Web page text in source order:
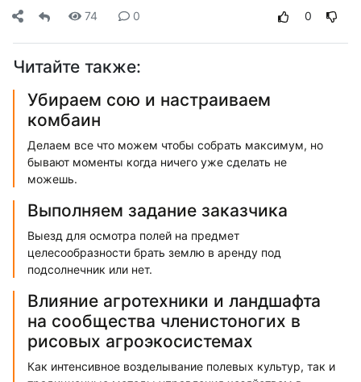
74 0 0
Читайте также:
Убираем сою и настраиваем
комбаин
Делаем все что можем чтобы собрать максимум, но
бывают моменты когда ничего уже сделать не
можешь.
Выполняем задание заказчика
Выезд для осмотра полей на предмет
целесообразности брать землю в аренду под
подсолнечник или нет.
Влияние агротехники и ландшафта
на сообщества членистоногих в
рисовых агроэкосистемах
Как интенсивное возделывание полевых культур, так и